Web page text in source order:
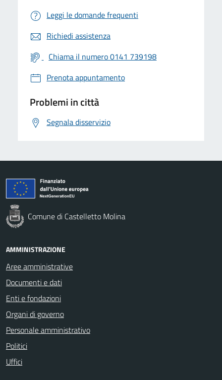
Leggi le domande frequenti
Richiedi assistenza
Chiama il numero 0141 739198
Prenota appuntamento
Problemi in città
Segnala disservizio
Comune di Castelletto Molina
AMMINISTRAZIONE
Aree amministrative
Documenti e dati
Enti e fondazioni
Organi di governo
Personale amministrativo
Politici
Uffici